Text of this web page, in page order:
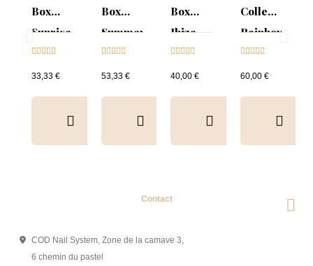
Box
Sunrise
Collection
& Tips

33,33 €
Box
Summer
Mood :
ON
Collection

53,33 €
Box
Ibiza
Collection
& Tips

40,00 €
Collection
Rainbow
Tips &
nuancier

60,00 €
Collection
Box
Contact
COD Nail System, Zone de la camave 3,
6 chemin du pastel